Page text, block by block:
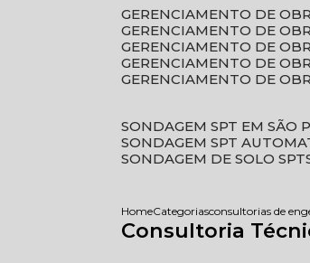
GERENCIAMENTO DE
GERENCIAMENTO DE
GERENCIAMENTO DE
GERENCIAMENTO DE
GERENCIAMENTO DE
SONDAGEM SPT EM SÃO
SONDAGEM SPT
SONDAGEM DE SOLO SPT
HomeCategoriasconsultorias de
Consultoria